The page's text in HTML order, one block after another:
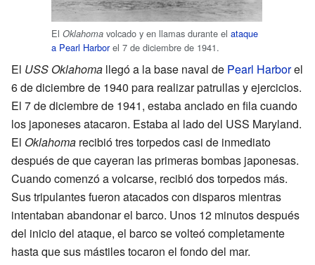
El Oklahoma volcado y en llamas durante el ataque
a Pearl Harborel 7 de diciembre de 1941.
El USS Oklahoma llegó a la base naval de Pearl Harborel
6 de diciembre de 1940 para realizar patrullas y ejercicios.
El 7 de diciembre de 1941, estaba anclado en fila cuando
los japoneses atacaron. Estaba al lado del USS Maryland.
El Oklahoma recibió tres torpedos casi de inmediato
después de que cayeran las primeras bombas japonesas.
Cuando comenzó a volcarse, recibió dos torpedos más.
Sus tripulantes fueron atacados con disparos mientras
intentaban abandonar el barco. Unos 12 minutos después
del inicio del ataque, el barco se volteó completamente
hasta que sus mástiles tocaron el fondo del mar.